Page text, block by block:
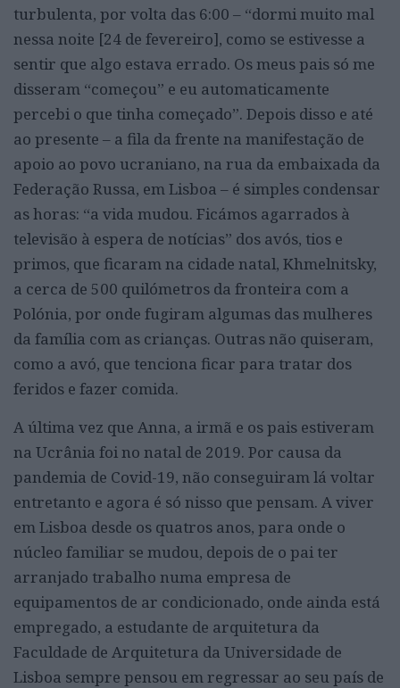
turbulenta, por volta das 6:00 – “dormi muito mal
nessa noite [24 de fevereiro], como se estivesse a
sentir que algo estava errado. Os meus pais só me
disseram “começou” e eu automaticamente
percebi o que tinha começado”. Depois disso e até
ao presente – a fila da frente na manifestação de
apoio ao povo ucraniano, na rua da embaixada da
Federação Russa, em Lisboa – é simples condensar
as horas: “a vida mudou. Ficámos agarrados à
televisão à espera de notícias” dos avós, tios e
primos, que ficaram na cidade natal, Khmelnitsky,
a cerca de 500 quilómetros da fronteira com a
Polónia, por onde fugiram algumas das mulheres
da família com as crianças. Outras não quiseram,
como a avó, que tenciona ficar para tratar dos
feridos e fazer comida.
A última vez que Anna, a irmã e os pais estiveram
na Ucrânia foi no natal de 2019. Por causa da
pandemia de Covid-19, não conseguiram lá voltar
entretanto e agora é só nisso que pensam. A viver
em Lisboa desde os quatros anos, para onde o
núcleo familiar se mudou, depois de o pai ter
arranjado trabalho numa empresa de
equipamentos de ar condicionado, onde ainda está
empregado, a estudante de arquitetura da
Faculdade de Arquitetura da Universidade de
Lisboa sempre pensou em regressar ao seu país de